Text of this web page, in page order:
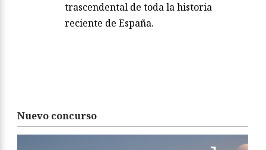
trascendental de toda la historia
reciente de España.
Nuevo concurso